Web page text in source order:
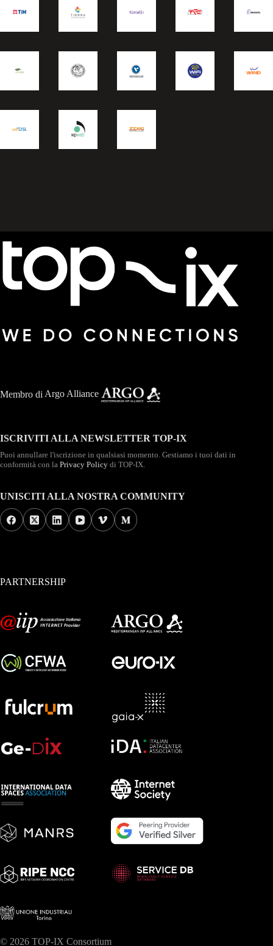
Membro di Argo Alliance
ISCRIVITI ALLA NEWSLETTER TOP-IX
Puoi annullare l'iscrizione in qualsiasi momento. Gestiamo i tuoi dati in
conformità con la Privacy Policy di TOP-IX.
UNISCITI ALLA NOSTRA COMMUNITY
PARTNERSHIP
© 2026 TOP-IX Consortium